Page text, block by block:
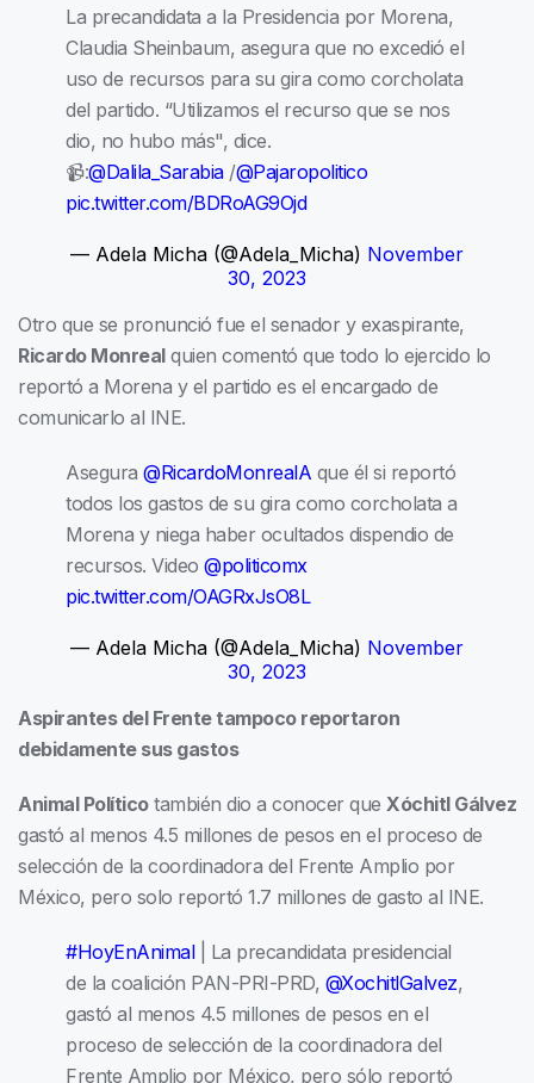
La precandidata a la Presidencia por Morena,
Claudia Sheinbaum, asegura que no excedió el
uso de recursos para su gira como corcholata
del partido. “Utilizamos el recurso que se nos
dio, no hubo más", dice.
📹:@Dalila_Sarabia/@Pajaropolitico
pic.twitter.com/BDRoAG9Ojd
— Adela Micha (@Adela_Micha) November
30, 2023
Otro que se pronunció fue el senador y exaspirante,
Ricardo Monrealquien comentó que todo lo ejercido lo
reportó a Morena y el partido es el encargado de
comunicarlo al INE.
Asegura @RicardoMonrealA que él si reportó
todos los gastos de su gira como corcholata a
Morena y niega haber ocultados dispendio de
recursos. Video @politicomx
pic.twitter.com/OAGRxJsO8L
— Adela Micha (@Adela_Micha) November
30, 2023
Aspirantes del Frente tampoco reportaron
debidamente sus gastos
Animal Políticotambién dio a conocer que Xóchitl Gálvez
gastó al menos 4.5 millones de pesos en el proceso de
selección de la coordinadora del Frente Amplio por
México, pero solo reportó 1.7 millones de gasto al INE.
#HoyEnAnimal| La precandidata presidencial
de la coalición PAN-PRI-PRD, @XochitlGalvez,
gastó al menos 4.5 millones de pesos en el
proceso de selección de la coordinadora del
Frente Amplio por México, pero sólo reportó